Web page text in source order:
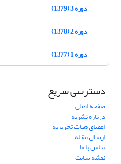
دوره 3 (1379)
دوره 2 (1378)
دوره 1 (1377)
دسترسی سریع
صفحه اصلی
درباره نشریه
اعضای هیات تحریریه
ارسال مقاله
تماس با ما
نقشه سایت